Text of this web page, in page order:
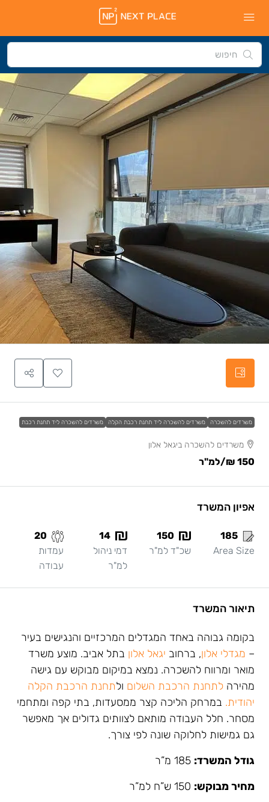
משרדים להשכרה משרדים להשכרה ליד תחנת רכבת הקלה משרדים להשכרה ליד תחנת רכבת
משרדים להשכרה ביגאל אלון
150 ₪ /למ"ר
אפיון המשרד
185
Area Size
150
שכ"ד למ"ר
14
דמי ניהול
למ"ר
20
עמדות
עבודה
תיאור המשרד
בקומה גבוהה באחד המגדלים המרכזיים והנגישים בעיר
– מגדלי אלון, ברחוב יגאל אלון בתל אביב. מוצע משרד
מואר ומרווח להשכרה. נמצא במיקום מבוקש עם גישה
מהירה לתחנת הרכבת השלום ולתחנת הרכבת הקלה
יהודית. במרחק הליכה קצר ממסעדות, בתי קפה ומתחמי
מסחר. חלל העבודה מותאם לצוותים גדולים אך מאפשר
גם גמישות לחלוקה שונה לפי צורך.
גודל המשרד:
מחיר מבוקש: